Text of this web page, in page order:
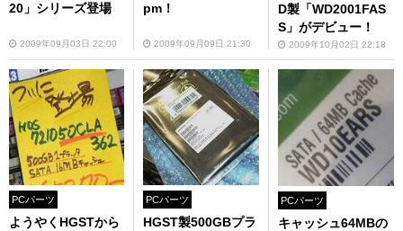
20」シリーズ登場
2009年09月03日 22:00
pm！
2009年09月09日 21:30
D製「WD2001FAS
S」がデビュー！
2009年10月02日 22:18
PCパーツ
ようやくHGSTから
PCパーツ
HGST製500GBプラ
PCパーツ
キャッシュ64MBの